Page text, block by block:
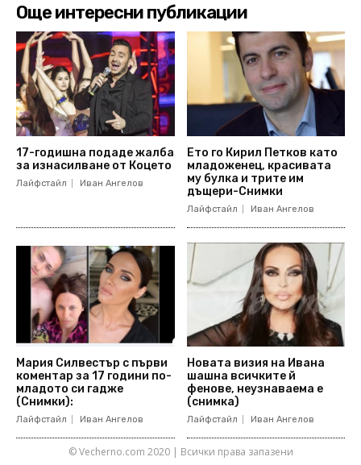
Още интересни публикации
17-годишна подаде жалба
за изнасилване от Коцето
Лайфстайл Иван Ангелов
Ето го Кирил Петков като
младоженец, красивата
му булка и трите им
дъщери-Снимки
Лайфстайл Иван Ангелов
Мария Силвестър с първи
коментар за 17 години по-
младото си гадже
(Снимки):
Лайфстайл Иван Ангелов
Новата визия на Ивана
шашна всичките й
фенове, неузнаваема е
(снимка)
Лайфстайл Иван Ангелов
© Vecherno.com 2020 | Всички права запазени